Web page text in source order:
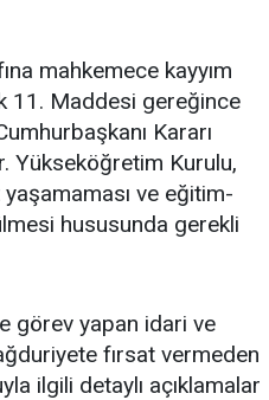
mahkemece kayyım
11. Maddesi gereğince
Kararı
Yükseköğretim Kurulu,
ve eğitim-
hususunda gerekli
görev yapan idari ve
fırsat vermeden
ilgili detaylı açıklamalar